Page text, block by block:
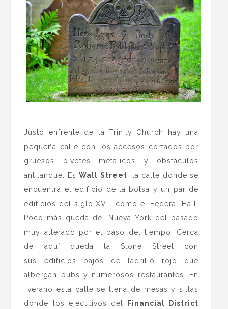
Justo enfrente de la Trinity Church hay una
pequeña calle con los accesos cortados por
gruesos pivotes metálicos y obstáculos
antitanque. EsWall Street, la calle donde se
encuentra el edificio de la bolsa y un par de
edificios del siglo XVIII como el Federal Hall.
Poco más queda del Nueva York del pasado
muy alterado por el paso del tiempo. Cerca
de aquí queda la Stone Street con
sus edificios bajos de ladrillo rojo que
albergan pubs y numerosos restaurantes. En
verano esta calle se llena de mesas y sillas
donde los ejecutivos del
Financial District